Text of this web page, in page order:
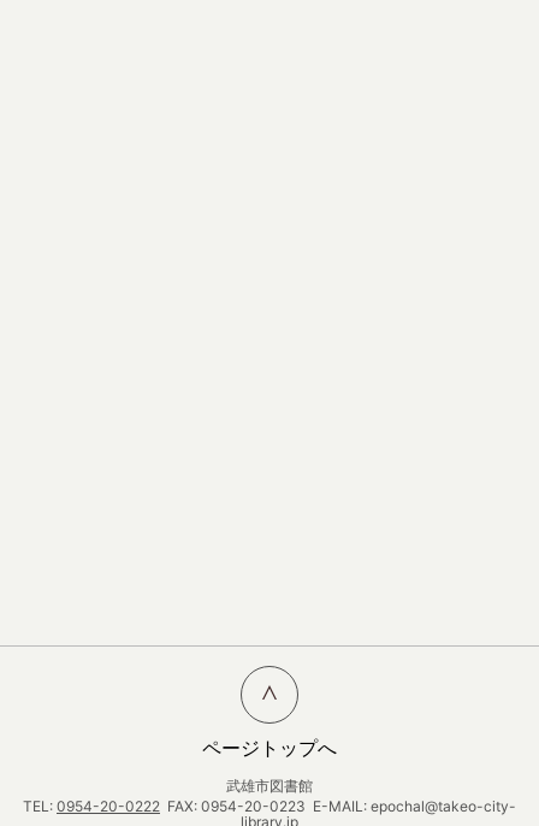
ページトップへ
武雄市図書館
TEL: 0954-20-0222 FAX: 0954-20-0223 E-MAIL: epochal@takeo-city-
library.jp